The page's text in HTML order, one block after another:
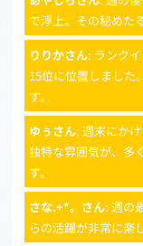
で浮上。その秘めた
りりかさん: ランク
15位に位置しました
す。
ゆぅさん: 週末にか
独特な雰囲気が、多
す。
さな.+*。さん: 週の
らの活躍が非常に楽